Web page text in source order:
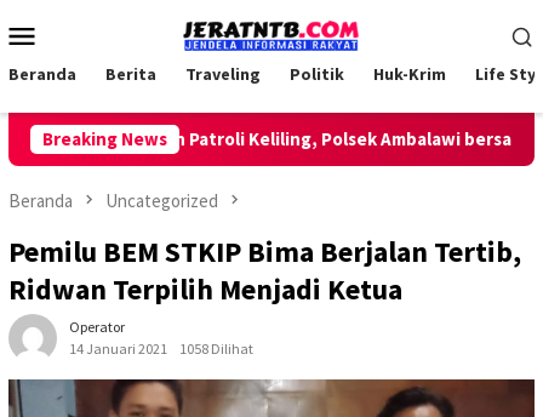
ke
Mobile
Beranda Berita Traveling Politik Huk-Krim Life
Breaking News
Lakukan Patroli Keliling, Polsek Ambalawi bersama TNI
Beranda Uncategorized
Pemilu BEM STKIP Bima Berjalan Tertib,
Ridwan Terpilih Menjadi Ketua
Operator
14 Januari 2021
1058 Dilihat